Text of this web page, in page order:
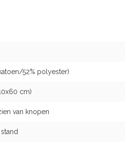
52% polyester)
cm)
van knopen